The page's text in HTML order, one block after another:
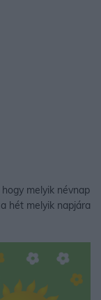
melyik névnap
hét melyik napjára